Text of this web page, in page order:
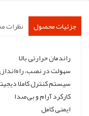
جزئیات محصول نظرات
راندمان حرارتی بالا
سهولت در نصب،
سیستم کنترل کاملا
کارکرد آرام و بی‌صدا
ایمنی کامل